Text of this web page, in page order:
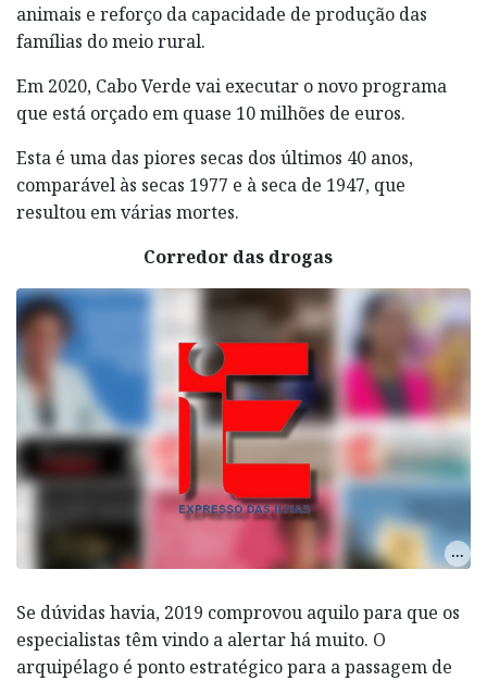
animais e reforço da capacidade de produção das
famílias do meio rural.
Em 2020, Cabo Verde vai executar o novo programa
que está orçado em quase 10 milhões de euros.
Esta é uma das piores secas dos últimos 40 anos,
comparável às secas 1977 e à seca de 1947, que
resultou em várias mortes.
Corredor das drogas
Se dúvidas havia, 2019 comprovou aquilo para que os
especialistas têm vindo a alertar há muito. O
arquipélago é ponto estratégico para a passagem de